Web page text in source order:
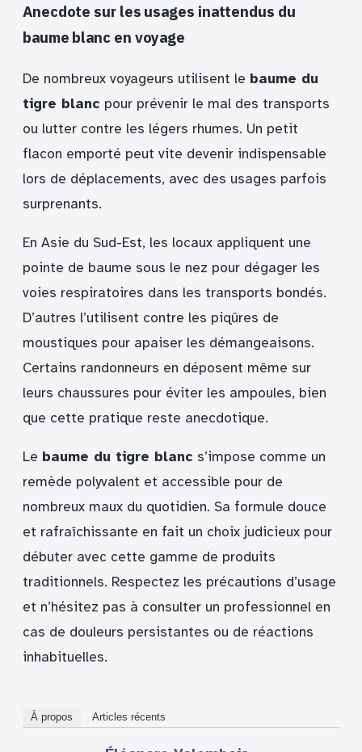
Anecdote sur les usages inattendus du
baume blanc en voyage
De nombreux voyageurs utilisent le baume du
tigre blanc pour prévenir le mal des transports
ou lutter contre les légers rhumes. Un petit
flacon emporté peut vite devenir indispensable
lors de déplacements, avec des usages parfois
surprenants.
En Asie du Sud-Est, les locaux appliquent une
pointe de baume sous le nez pour dégager les
voies respiratoires dans les transports bondés.
D’autres l’utilisent contre les piqûres de
moustiques pour apaiser les démangeaisons.
Certains randonneurs en déposent même sur
leurs chaussures pour éviter les ampoules, bien
que cette pratique reste anecdotique.
Le baume du tigre blanc s’impose comme un
remède polyvalent et accessible pour de
nombreux maux du quotidien. Sa formule douce
et rafraîchissante en fait un choix judicieux pour
débuter avec cette gamme de produits
traditionnels. Respectez les précautions d’usage
et n’hésitez pas à consulter un professionnel en
cas de douleurs persistantes ou de réactions
inhabituelles.
À propos Articles récents